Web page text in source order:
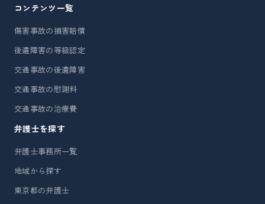
コンテンツ一覧
傷害事故の損害賠償
後遺障害の等級認定
交通事故の後遺障害
交通事故の慰謝料
交通事故の治療費
弁護士を探す
弁護士事務所一覧
地域から探す
東京都の弁護士